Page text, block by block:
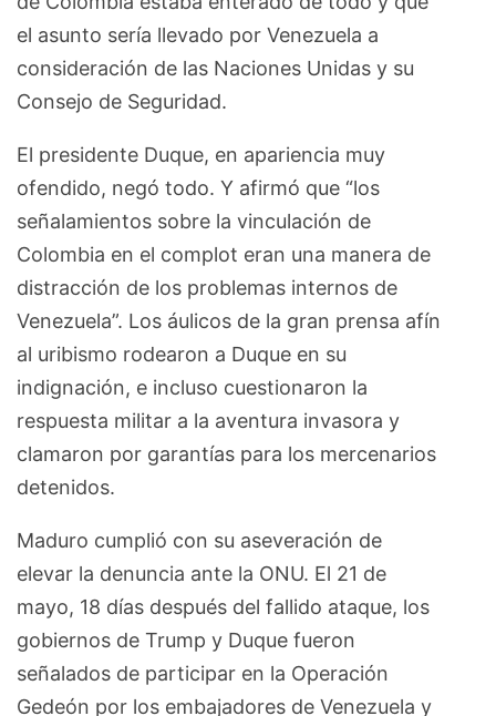
el asunto sería llevado por Venezuela a
consideración de las Naciones Unidas y su
Consejo de Seguridad.
El presidente Duque, en apariencia muy
ofendido, negó todo. Y afirmó que “los
señalamientos sobre la vinculación de
Colombia en el complot eran una manera de
distracción de los problemas internos de
Venezuela”. Los áulicos de la gran prensa afín
al uribismo rodearon a Duque en su
indignación, e incluso cuestionaron la
respuesta militar a la aventura invasora y
clamaron por garantías para los mercenarios
detenidos.
Maduro cumplió con su aseveración de
elevar la denuncia ante la ONU. El 21 de
mayo, 18 días después del fallido ataque, los
gobiernos de Trump y Duque fueron
señalados de participar en la Operación
Gedeón por los embajadores de Venezuela y